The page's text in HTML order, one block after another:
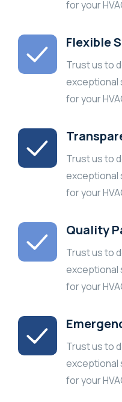
for your
Flexible
Trust us to
exceptional
for your
Trust us to
exceptional
for your
Quality
Trust us to
exceptional
for your
Trust us to
exceptional
for your